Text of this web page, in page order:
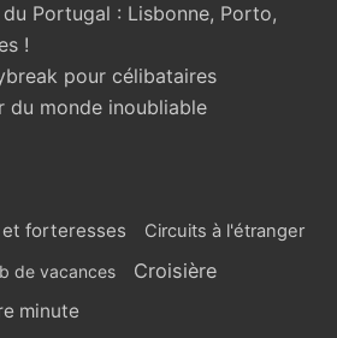
Portugal : Lisbonne, Porto,
!
pour célibataires
du monde inoubliable
forteresses
Circuits à l'étranger
de vacances Croisière
minute